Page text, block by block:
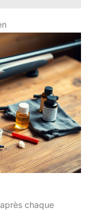
et efficace pour
pour les
avec la
la lumière
les
du canon
chaque